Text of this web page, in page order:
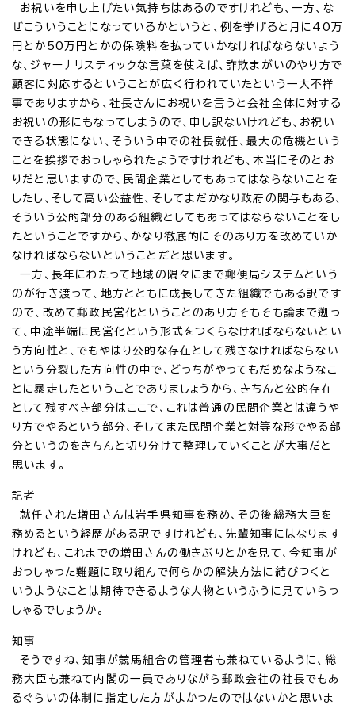
お祝いを申し上げたい気持ちはあるのですけれども、一方、な
ぜこういうことになっているかというと、例を挙げると月に40万
円とか50万円とかの保険料を払っていかなければならないよう
な、ジャーナリスティックな言葉を使えば、詐欺まがいのやり方で
顧客に対応するということが広く行われていたという一大不祥
事でありますから、社長さんにお祝いを言うと会社全体に対する
お祝いの形にもなってしまうので、申し訳ないけれども、お祝い
できる状態にない、そういう中での社長就任、最大の危機という
ことを挨拶でおっしゃられたようですけれども、本当にそのとお
りだと思いますので、民間企業としてもあってはならないことを
したし、そして高い公益性、そしてまだかなり政府の関与もある、
そういう公的部分のある組織としてもあってはならないことをし
たということですから、かなり徹底的にそのあり方を改めていか
なければならないということだと思います。
一方、長年にわたって地域の隅々にまで郵便局システムという
のが行き渡って、地方とともに成長してきた組織でもある訳です
ので、改めて郵政民営化ということのあり方そもそも論まで遡っ
て、中途半端に民営化という形式をつくらなければならないとい
う方向性と、でもやはり公的な存在として残さなければならない
という分裂した方向性の中で、どっちがやってもだめなようなこ
とに暴走したということでありましょうから、きちんと公的存在
として残すべき部分はここで、これは普通の民間企業とは違うや
り方でやるという部分、そしてまた民間企業と対等な形でやる部
分というのをきちんと切り分けて整理していくことが大事だと
思います。
記者
就任された増田さんは岩手県知事を務め、その後総務大臣を
務めるという経歴がある訳ですけれども、先輩知事にはなります
けれども、これまでの増田さんの働きぶりとかを見て、今知事が
おっしゃった難題に取り組んで何らかの解決方法に結びつくと
いうようなことは期待できるような人物というふうに見ていらっ
しゃるでしょうか。
知事
そうですね、知事が競馬組合の管理者も兼ねているように、総
務大臣も兼ねて内閣の一員でありながら郵政会社の社長でもあ
るぐらいの体制に指定した方がよかったのではないかと思いま